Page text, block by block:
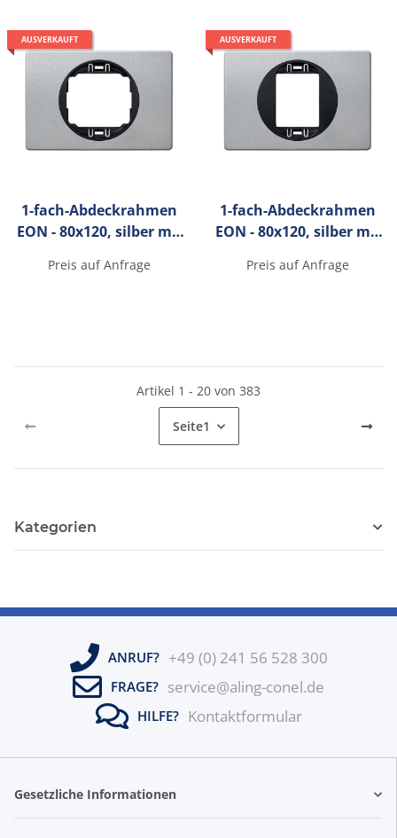
AUSVERKAUFT
1-fach-Abdeckrahmen
EON - 80x120, silber mit
Innenrahmen
Preis auf Anfrage
AUSVERKAUFT
1-fach-Abdeckrahmen
EON - 80x120, silber mit
Innenrahmen
Preis auf Anfrage
Artikel 1 - 20 von 383
Seite1
Kategorien
ANRUF? +49 (0) 241 56 528 300
FRAGE? service@aling-conel.de
HILFE? Kontaktformular
Gesetzliche Informationen